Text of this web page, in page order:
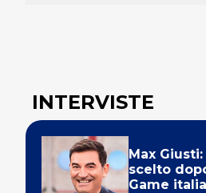
INTERVISTE
Max
scelto
Game